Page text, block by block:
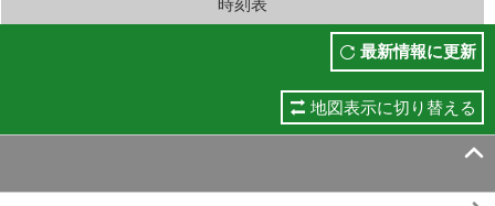
時刻表
最新情報に更新
地図表示に切り替える
